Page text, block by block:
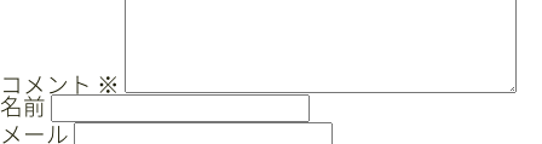
CAD/PDFデータ
ョ
ン
コメント ※
名前
メール